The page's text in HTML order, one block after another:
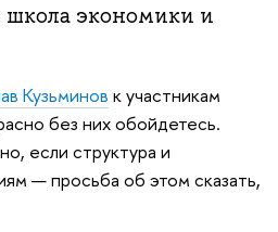
школа экономики и
Кузьминов к участникам
без них обойдетесь.
если структура и
— просьба об этом сказать,